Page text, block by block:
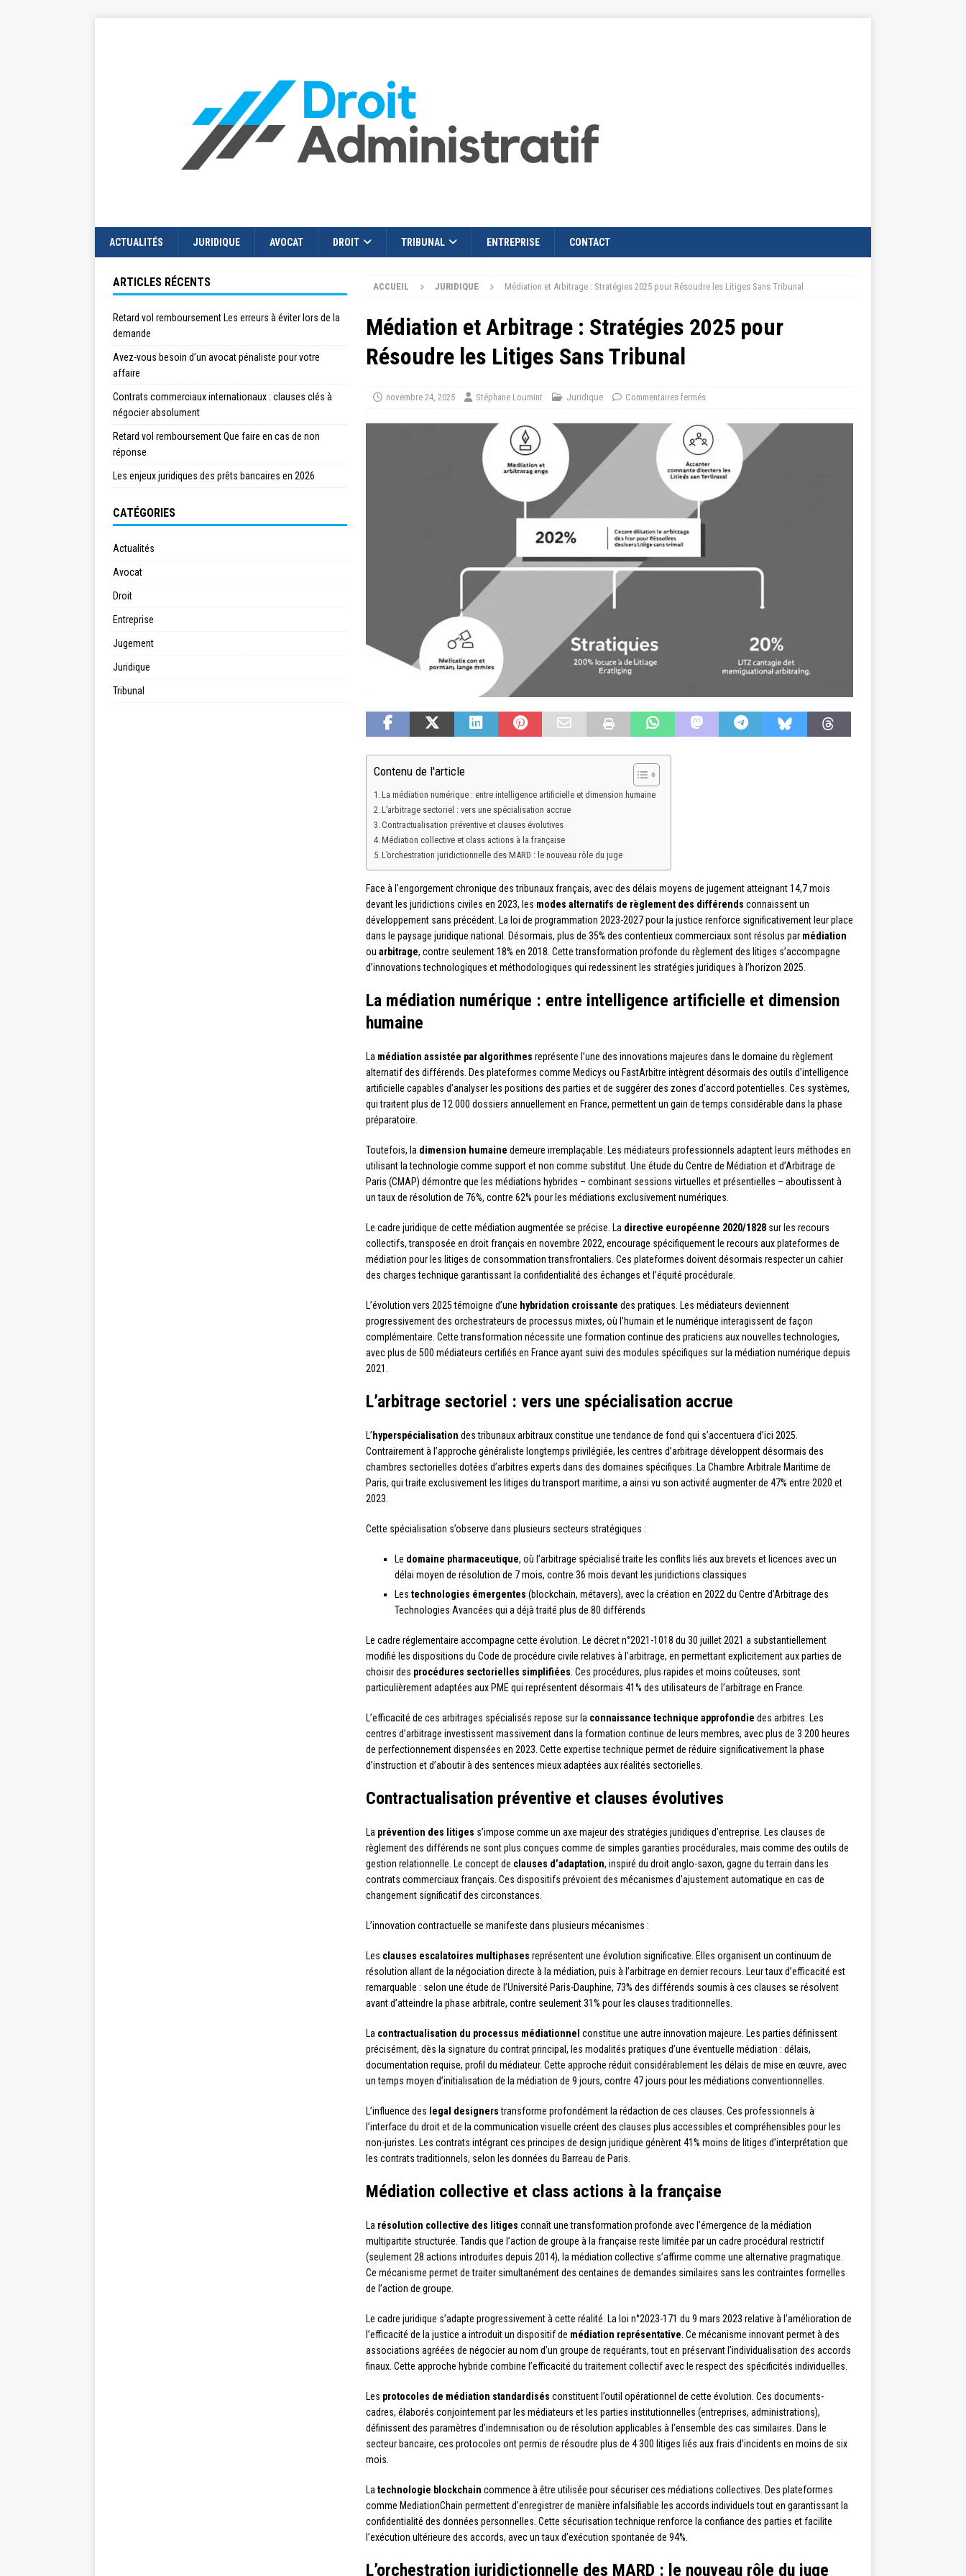
ACTUALITÉS JURIDIQUE AVOCAT DROIT TRIBUNAL ENTREPRISE CONTACT
ACCUEIL JURIDIQUE Médiation et Arbitrage : Stratégies 2025 pour Résoudre les Litiges Sans Tribunal
Médiation et Arbitrage : Stratégies 2025 pour
Résoudre les Litiges Sans Tribunal
novembre 24, 2025 Stéphane Loumint Juridique Commentaires fermés
Contenu de l'article
La médiation numérique : entre intelligence artificielle et dimension humaine
L’arbitrage sectoriel : vers une spécialisation accrue
Contractualisation préventive et clauses évolutives
Médiation collective et class actions à la française
L’orchestration juridictionnelle des MARD : le nouveau rôle du juge
Face à l’engorgement chronique des tribunaux français, avec des délais moyens de jugement atteignant 14,7 mois
devant les juridictions civiles en 2023, les modes alternatifs de règlement des différends connaissent un
développement sans précédent. La loi de programmation 2023-2027 pour la justice renforce significativement leur place
dans le paysage juridique national. Désormais, plus de 35% des contentieux commerciaux sont résolus par médiation
ou arbitrage, contre seulement 18% en 2018. Cette transformation profonde du règlement des litiges s’accompagne
d’innovations technologiques et méthodologiques qui redessinent les stratégies juridiques à l’horizon 2025.
La médiation numérique : entre intelligence artificielle et dimension
humaine
La médiation assistée par algorithmes représente l’une des innovations majeures dans le domaine du règlement
alternatif des différends. Des plateformes comme Medicys ou FastArbitre intègrent désormais des outils d’intelligence
artificielle capables d’analyser les positions des parties et de suggérer des zones d’accord potentielles. Ces systèmes,
qui traitent plus de 12 000 dossiers annuellement en France, permettent un gain de temps considérable dans la phase
préparatoire.
Toutefois, la dimension humaine demeure irremplaçable. Les médiateurs professionnels adaptent leurs méthodes en
utilisant la technologie comme support et non comme substitut. Une étude du Centre de Médiation et d’Arbitrage de
Paris (CMAP) démontre que les médiations hybrides – combinant sessions virtuelles et présentielles – aboutissent à
un taux de résolution de 76%, contre 62% pour les médiations exclusivement numériques.
Le cadre juridique de cette médiation augmentée se précise. La directive européenne 2020/1828sur les recours
collectifs, transposée en droit français en novembre 2022, encourage spécifiquement le recours aux plateformes de
médiation pour les litiges de consommation transfrontaliers. Ces plateformes doivent désormais respecter un cahier
des charges technique garantissant la confidentialité des échanges et l’équité procédurale.
L’évolution vers 2025 témoigne d’une hybridation croissante des pratiques. Les médiateurs deviennent
progressivement des orchestrateurs de processus mixtes, où l’humain et le numérique interagissent de façon
complémentaire. Cette transformation nécessite une formation continue des praticiens aux nouvelles technologies,
avec plus de 500 médiateurs certifiés en France ayant suivi des modules spécifiques sur la médiation numérique depuis
2021.
L’arbitrage sectoriel : vers une spécialisation accrue
L’ hyperspécialisation des tribunaux arbitraux constitue une tendance de fond qui s’accentuera d’ici 2025.
Contrairement à l’approche généraliste longtemps privilégiée, les centres d’arbitrage développent désormais des
chambres sectorielles dotées d’arbitres experts dans des domaines spécifiques. La Chambre Arbitrale Maritime de
Paris, qui traite exclusivement les litiges du transport maritime, a ainsi vu son activité augmenter de 47% entre 2020 et
2023.
Cette spécialisation s’observe dans plusieurs secteurs stratégiques :
Le domaine pharmaceutique, où l’arbitrage spécialisé traite les conflits liés aux brevets et licences avec un
délai moyen de résolution de 7 mois, contre 36 mois devant les juridictions classiques
Les technologies émergentes (blockchain, métavers), avec la création en 2022 du Centre d’Arbitrage des
Technologies Avancées qui a déjà traité plus de 80 différends
Le cadre réglementaire accompagne cette évolution. Le décret n°2021-1018 du 30 juillet 2021 a substantiellement
modifié les dispositions du Code de procédure civile relatives à l’arbitrage, en permettant explicitement aux parties de
choisir des procédures sectorielles simplifiées . Ces procédures, plus rapides et moins coûteuses, sont
particulièrement adaptées aux PME qui représentent désormais 41% des utilisateurs de l’arbitrage en France.
L’efficacité de ces arbitrages spécialisés repose sur la connaissance technique approfondie des arbitres. Les
centres d’arbitrage investissent massivement dans la formation continue de leurs membres, avec plus de 3 200 heures
de perfectionnement dispensées en 2023. Cette expertise technique permet de réduire significativement la phase
d’instruction et d’aboutir à des sentences mieux adaptées aux réalités sectorielles.
Contractualisation préventive et clauses évolutives
La prévention des litiges s’impose comme un axe majeur des stratégies juridiques d’entreprise. Les clauses de
règlement des différends ne sont plus conçues comme de simples garanties procédurales, mais comme des outils de
gestion relationnelle. Le concept de clauses d’adaptation, inspiré du droit anglo-saxon, gagne du terrain dans les
contrats commerciaux français. Ces dispositifs prévoient des mécanismes d’ajustement automatique en cas de
changement significatif des circonstances.
L’innovation contractuelle se manifeste dans plusieurs mécanismes :
Les clauses escalatoires multiphases représentent une évolution significative. Elles organisent un continuum de
résolution allant de la négociation directe à la médiation, puis à l’arbitrage en dernier recours. Leur taux d’efficacité est
remarquable : selon une étude de l’Université Paris-Dauphine, 73% des différends soumis à ces clauses se résolvent
avant d’atteindre la phase arbitrale, contre seulement 31% pour les clauses traditionnelles.
La contractualisation du processus médiationnel constitue une autre innovation majeure. Les parties définissent
précisément, dès la signature du contrat principal, les modalités pratiques d’une éventuelle médiation : délais,
documentation requise, profil du médiateur. Cette approche réduit considérablement les délais de mise en œuvre, avec
un temps moyen d’initialisation de la médiation de 9 jours, contre 47 jours pour les médiations conventionnelles.
L’influence des legal designerstransforme profondément la rédaction de ces clauses. Ces professionnels à
l’interface du droit et de la communication visuelle créent des clauses plus accessibles et compréhensibles pour les
non-juristes. Les contrats intégrant ces principes de design juridique génèrent 41% moins de litiges d’interprétation que
les contrats traditionnels, selon les données du Barreau de Paris.
Médiation collective et class actions à la française
La résolution collective des litiges connaît une transformation profonde avec l’émergence de la médiation
multipartite structurée. Tandis que l’action de groupe à la française reste limitée par un cadre procédural restrictif
(seulement 28 actions introduites depuis 2014), la médiation collective s’affirme comme une alternative pragmatique.
Ce mécanisme permet de traiter simultanément des centaines de demandes similaires sans les contraintes formelles
de l’action de groupe.
Le cadre juridique s’adapte progressivement à cette réalité. La loi n°2023-171 du 9 mars 2023 relative à l’amélioration de
l’efficacité de la justice a introduit un dispositif de médiation représentative . Ce mécanisme innovant permet à des
associations agréées de négocier au nom d’un groupe de requérants, tout en préservant l’individualisation des accords
finaux. Cette approche hybride combine l’efficacité du traitement collectif avec le respect des spécificités individuelles.
Les protocoles de médiation standardisés constituent l’outil opérationnel de cette évolution. Ces documents-
cadres, élaborés conjointement par les médiateurs et les parties institutionnelles (entreprises, administrations),
définissent des paramètres d’indemnisation ou de résolution applicables à l’ensemble des cas similaires. Dans le
secteur bancaire, ces protocoles ont permis de résoudre plus de 4 300 litiges liés aux frais d’incidents en moins de six
mois.
La technologie blockchain commence à être utilisée pour sécuriser ces médiations collectives. Des plateformes
comme MediationChain permettent d’enregistrer de manière infalsifiable les accords individuels tout en garantissant la
confidentialité des données personnelles. Cette sécurisation technique renforce la confiance des parties et facilite
l’exécution ultérieure des accords, avec un taux d’exécution spontanée de 94%.
L’orchestration juridictionnelle des MARD : le nouveau rôle du juge
ARTICLES RÉCENTS
Retard vol remboursement Les erreurs à éviter lors de la
demande
Avez-vous besoin d’un avocat pénaliste pour votre
affaire
Contrats commerciaux internationaux : clauses clés à
négocier absolument
Retard vol remboursement Que faire en cas de non
réponse
Les enjeux juridiques des prêts bancaires en 2026
CATÉGORIES
Actualités
Avocat
Droit
Entreprise
Jugement
Juridique
Tribunal